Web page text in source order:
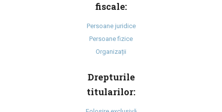
fiscale:
Persoane juridice
Persoane fizice
Organizații
Drepturile
titularilor: